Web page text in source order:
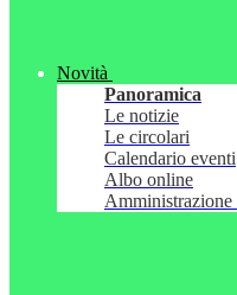
Novità
Panoramica
Le notizie
Le circolari
Calendario eventi
Albo online
Amministrazione